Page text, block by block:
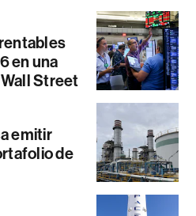
en una
Street
emitir
de